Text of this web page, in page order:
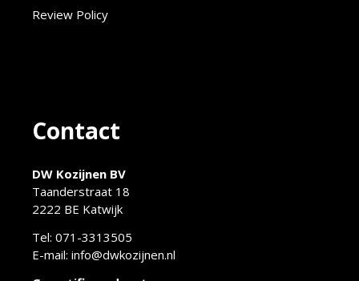
Review Policy
Contact
DW Kozijnen BV
Taanderstraat 18
2222 BE Katwijk
Tel: 071-3313505
E-mail: info@dwkozijnen.nl